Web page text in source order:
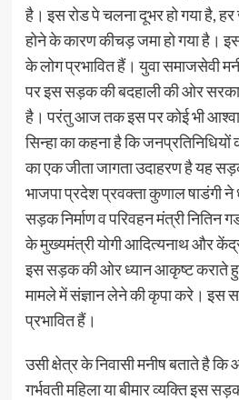
है। इस रोड पे चलना दूभर हो गया है,
होने के कारण कीचड़ जमा हो गया है।
के लोग प्रभावित हैं। युवा समाजसेवी
पर इस सड़क की बदहाली की ओर
है। परंतु आज तक इस पर कोई भी
सिन्हा का कहना है कि जनप्रतिनिधियों
का एक जीता जागता उदाहरण है यह
भाजपा प्रदेश प्रवक्ता कुणाल षाडंगी ने
सड़क निर्माण व परिवहन मंत्री नितिन
के मुख्यमंत्री योगी आदित्यनाथ और
इस सड़क की ओर ध्यान आकृष्ट कराते
मामले में संज्ञान लेने की कृपा करे। इस
प्रभावित हैं।
उसी क्षेत्र के निवासी मनीष बताते है
गर्भवती महिला या बीमार व्यक्ति इस